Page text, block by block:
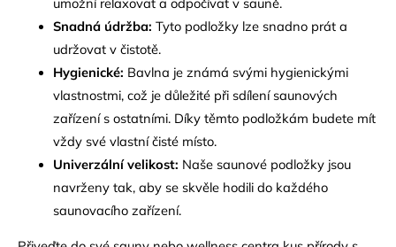
Snadná údržba: Tyto podložky lze snadno prát a
udržovat v čistotě.
Hygienické: Bavlna je známá svými hygienickými
vlastnostmi, což je důležité při sdílení saunových
zařízení s ostatními. Díky těmto podložkám budete mít
vždy své vlastní čisté místo.
Univerzální velikost: Naše saunové podložky jsou
navrženy tak, aby se skvěle hodili do každého
saunovacího zařízení.